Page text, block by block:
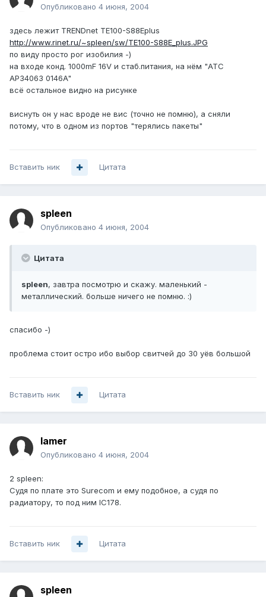
Опубликовано 4 июня, 2004
здесь лежит TRENDnet TE100-S88Eplus
http://www.rinet.ru/~spleen/sw/TE100-S88E_plus.JPG
по виду просто рог изобилия -)
на входе конд. 1000mF 16V и стаб.питания, на нём "ATC
AP34063 0146A"
всё остальное видно на рисунке
виснуть он у нас вроде не вис (точно не помню), а сняли
потому, что в одном из портов "терялись пакеты"
Вставить ник Цитата
spleen
Опубликовано 4 июня, 2004
Цитата
spleen, завтра посмотрю и скажу. маленький -
металлический. больше ничего не помню. :)
спасибо -)
проблема стоит остро ибо выбор свитчей до 30 уёв большой
Вставить ник Цитата
lamer
Опубликовано 4 июня, 2004
2 spleen:
Судя по плате это Surecom и ему подобное, а судя по
радиатору, то под ним IC178.
Вставить ник Цитата
spleen